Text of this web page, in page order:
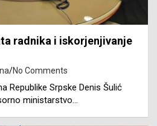
radnika i iskorjenjivanje
No Comments
Republike Srpske Denis Šulić
ministarstvo…